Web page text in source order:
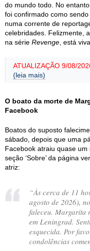
do mundo todo. No
foi confirmado como
numa corrente de
celebridades. Felizmente,
na série Revenge , está
ATUALIZAÇÃO 9/08/
(leia mais)
O boato da morte de
Facebook
Boatos do suposto
sábado, depois que uma
Facebook atraiu quase um
seção ‘Sobre’ da página
atriz:
“Às cerca de 11
agosto de 2026),
faleceu. Margarita
em Leningrad.
esquecida. Por
condolências